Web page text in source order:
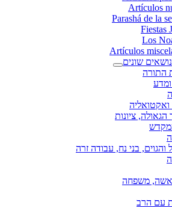
Artículos
Parashá de la
Fiestas
Los
Artículos
שונים
התורה
הגאולה, ציונות
והגוים, בני נח, עבודה זרה
משפחה
עם הרב